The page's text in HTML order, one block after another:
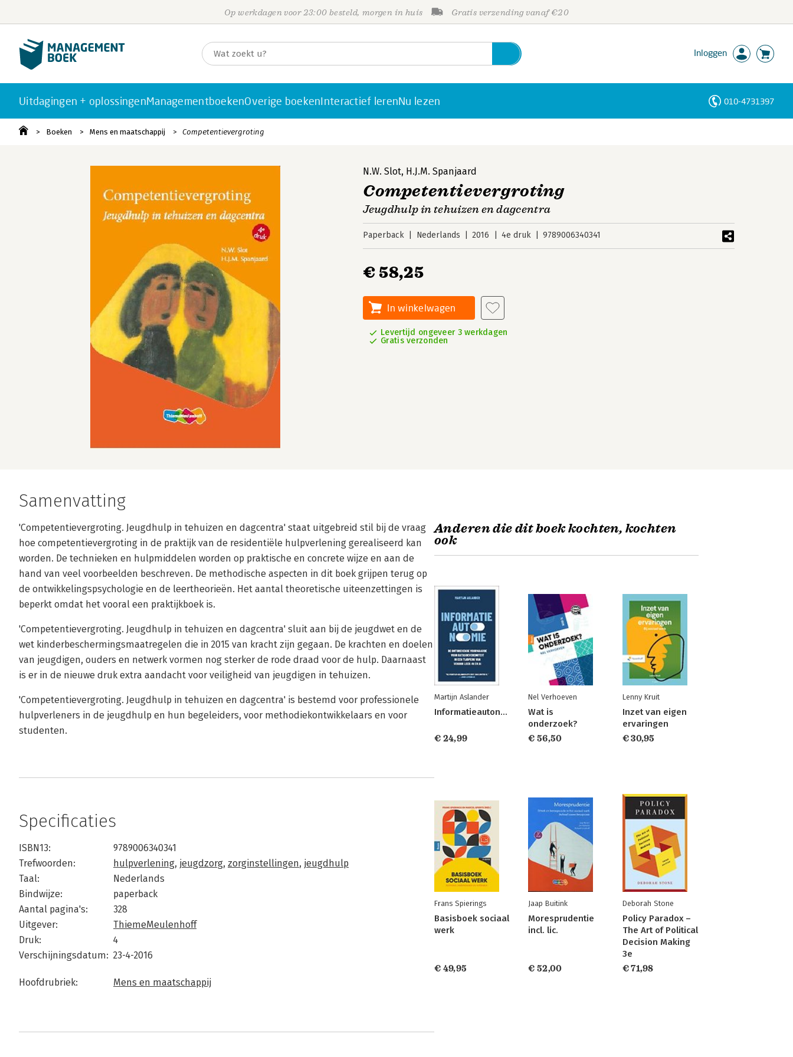
Op werkdagen voor 23:00 besteld, morgen in huis Gratis verzending vanaf €20
Inloggen
Uitdagingen + oplossingenManagementboekenOverige boekenInteractief lerenNu lezen 010-4731397
Boeken Mens en maatschappij Competentievergroting
N.W. Slot, H.J.M. Spanjaard
Competentievergroting
Jeugdhulp in tehuizen en dagcentra
Paperback Nederlands 2016 4e druk 9789006340341
€ 58,25
In winkelwagen
Levertijd ongeveer 3 werkdagen
Gratis verzonden
Samenvatting
'Competentievergroting. Jeugdhulp in tehuizen en dagcentra' staat uitgebreid stil bij de vraag
hoe competentievergroting in de praktijk van de residentiële hulpverlening gerealiseerd kan
worden. De technieken en hulpmiddelen worden op praktische en concrete wijze en aan de
hand van veel voorbeelden beschreven. De methodische aspecten in dit boek grijpen terug op
de ontwikkelingspsychologie en de leertheorieën. Het aantal theoretische uiteenzettingen is
beperkt omdat het vooral een praktijkboek is.
'Competentievergroting. Jeugdhulp in tehuizen en dagcentra' sluit aan bij de jeugdwet en de
wet kinderbeschermingsmaatregelen die in 2015 van kracht zijn gegaan. De krachten en doelen
van jeugdigen, ouders en netwerk vormen nog sterker de rode draad voor de hulp. Daarnaast
is er in de nieuwe druk extra aandacht voor veiligheid van jeugdigen in tehuizen.
'Competentievergroting. Jeugdhulp in tehuizen en dagcentra' is bestemd voor professionele
hulpverleners in de jeugdhulp en hun begeleiders, voor methodiekontwikkelaars en voor
studenten.
Specificaties
ISBN13:
9789006340341
Trefwoorden:
hulpverlening, jeugdzorg, zorginstellingen, jeugdhulp
Taal:
Nederlands
Bindwijze:
paperback
Aantal pagina's:
328
Uitgever:
ThiemeMeulenhoff
Druk:
4
Verschijningsdatum: 23-4-2016
Hoofdrubriek: Mens en maatschappij
Anderen die dit boek kochten, kochten
ook
Martijn Aslander
Informatieautonomie
€ 24,99
Nel Verhoeven
Wat is
onderzoek?
€ 56,50
Lenny Kruit
Inzet van eigen
ervaringen
€ 30,95
Frans Spierings
Basisboek sociaal
werk
€ 49,95
Jaap Buitink
Moresprudentie
incl. lic.
€ 52,00
Deborah Stone
Policy Paradox –
The Art of Political
Decision Making
3e
€ 71,98
Personen